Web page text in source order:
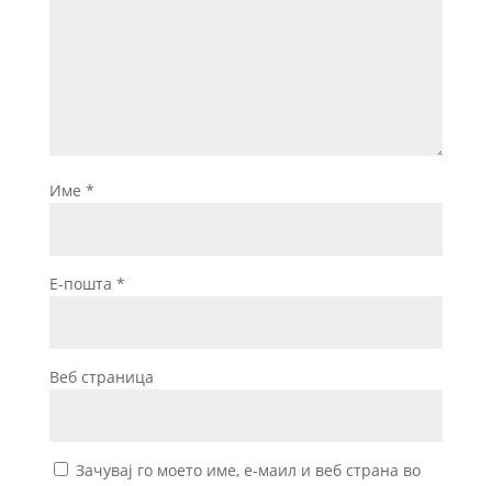
Име *
Е-пошта *
Веб страница
Зачувај го моето име, е-маил и веб страна во